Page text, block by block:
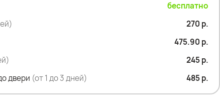
бесплатно
270 р.
475.90 р.
245 р.
двери (от 1 до 3 дней) 485 р.